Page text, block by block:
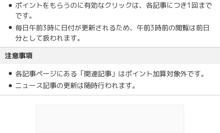
ポイントをもらうのに有効なクリックは、各記事につき1回まで
です。
毎日午前3時に日付が更新されるため、午前3時前の閲覧は前日
分として扱われます。
注意事項
各記事ページにある「関連記事」はポイント加算対象外です。
ニュース記事の更新は随時行われます。